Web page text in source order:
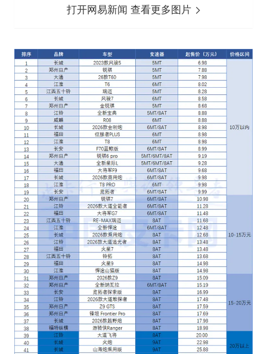
打开网易新闻 查看更多图片